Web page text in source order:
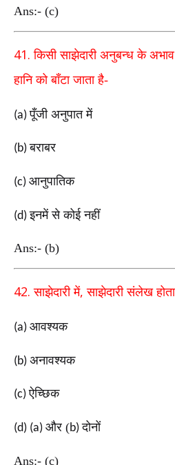
Ans:- (c)
41.किसी साझेदारी अनुबन्ध के अभाव
हानि को बाँटा जाता है-
(a)पूँजी अनुपात में
(b)बराबर
(c) आनुपातिक
(d)इनमें से कोई नहीं
Ans:- (b)
42.साझेदारी में,साझेदारी संलेख
(a) आवश्यक
(b) अनावश्यक
(c)ऐच्छिक
(d) (a) और (b)दोनों
Ans:- (c)